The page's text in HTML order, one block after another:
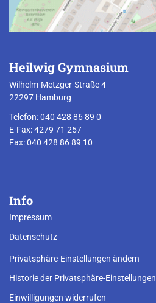
Heilwig Gymnasium
Wilhelm-Metzger-Straße 4
22297 Hamburg
Telefon: 040 428 86 89 0
E-Fax: 4279 71 257
Fax: 040 428 86 89 10
Info
Impressum
Datenschutz
Privatsphäre-Einstellungen ändern
Historie der Privatsphäre-Einstellungen
Einwilligungen widerrufen